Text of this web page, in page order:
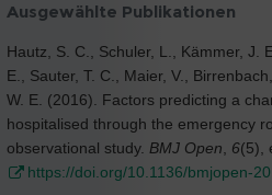
Ausgewählte Publikationen
Hautz, S. C., Schuler, L., Kämmer, J.
E., Sauter, T. C., Maier, V.,
W. E. (2016). Factors predicting a
hospitalised through the emergency
observational study. BMJ Open, 6(5),
https://doi.org/10.1136/bmjopen-